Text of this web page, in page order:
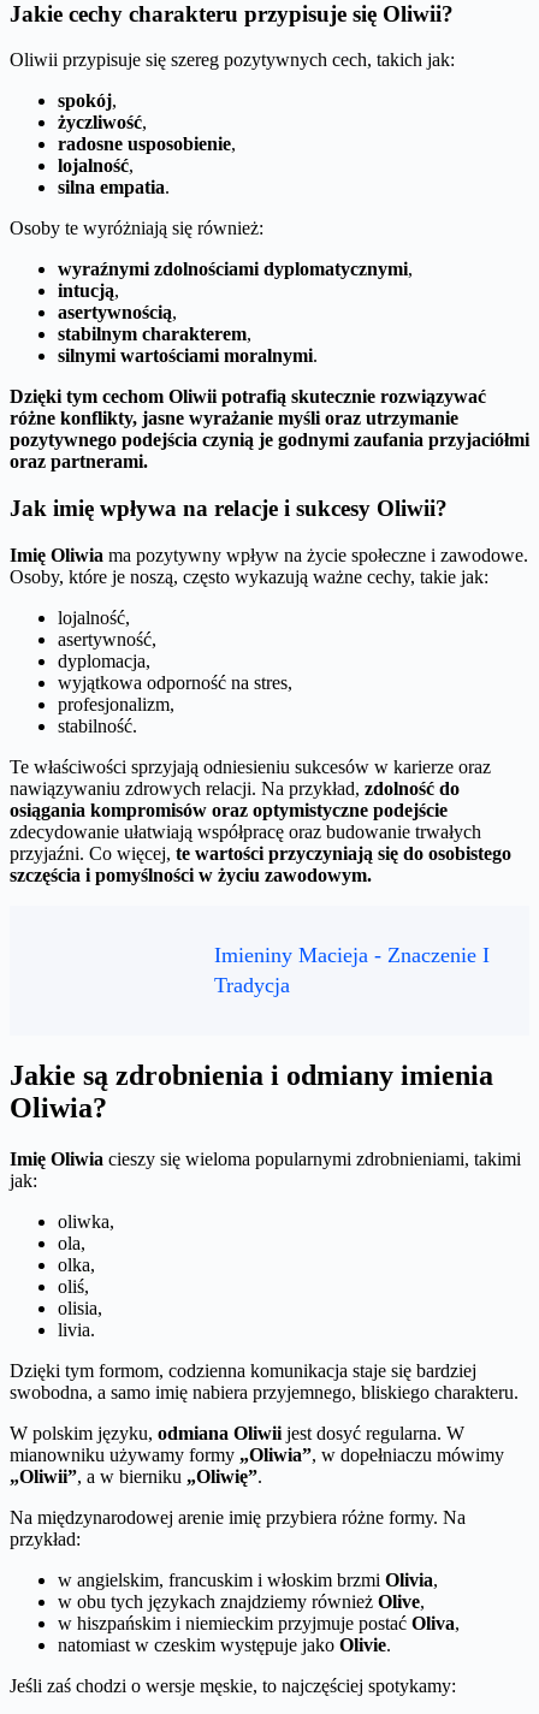
Jakie cechy charakteru przypisuje się Oliwii?
Oliwii przypisuje się szereg pozytywnych cech, takich jak:
spokój,
życzliwość,
radosne usposobienie,
lojalność,
silna empatia.
Osoby te wyróżniają się również:
wyraźnymi zdolnościami dyplomatycznymi,
intucją,
asertywnością,
stabilnym charakterem,
silnymi wartościami moralnymi.
Dzięki tym cechom Oliwii potrafią skutecznie rozwiązywać
różne konflikty, jasne wyrażanie myśli oraz utrzymanie
pozytywnego podejścia czynią je godnymi zaufania przyjaciółmi
oraz partnerami.
Jak imię wpływa na relacje i sukcesy Oliwii?
Imię Oliwia ma pozytywny wpływ na życie społeczne i zawodowe.
Osoby, które je noszą, często wykazują ważne cechy, takie jak:
lojalność,
asertywność,
dyplomacja,
wyjątkowa odporność na stres,
profesjonalizm,
stabilność.
Te właściwości sprzyjają odniesieniu sukcesów w karierze oraz
nawiązywaniu zdrowych relacji. Na przykład, zdolność do
osiągania kompromisów oraz optymistyczne podejście
zdecydowanie ułatwiają współpracę oraz budowanie trwałych
przyjaźni. Co więcej, te wartości przyczyniają się do osobistego
szczęścia i pomyślności w życiu zawodowym.
Imieniny Macieja - Znaczenie I
Tradycja
Jakie są zdrobnienia i odmiany imienia
Oliwia?
Imię Oliwia cieszy się wieloma popularnymi zdrobnieniami, takimi
jak:
oliwka,
ola,
olka,
oliś,
olisia,
livia.
Dzięki tym formom, codzienna komunikacja staje się bardziej
swobodna, a samo imię nabiera przyjemnego, bliskiego charakteru.
W polskim języku, odmiana Oliwii jest dosyć regularna. W
mianowniku używamy formy „Oliwia”, w dopełniaczu mówimy
„Oliwii”, a w bierniku „Oliwię”.
Na międzynarodowej arenie imię przybiera różne formy. Na
przykład:
w angielskim, francuskim i włoskim brzmi Olivia,
w obu tych językach znajdziemy również Olive,
w hiszpańskim i niemieckim przyjmuje postać Oliva,
natomiast w czeskim występuje jako Olivie.
Jeśli zaś chodzi o wersje męskie, to najczęściej spotykamy: